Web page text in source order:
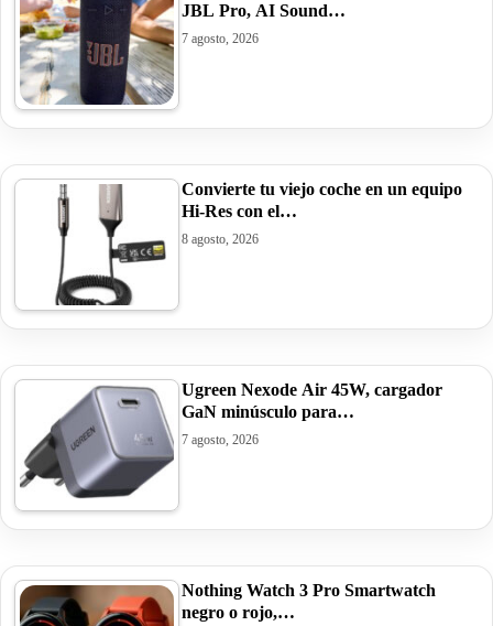
JBL Pro, AI Sound…
7 agosto, 2026
Convierte tu viejo coche en un equipo
Hi-Res con el…
8 agosto, 2026
Ugreen Nexode Air 45W, cargador
GaN minúsculo para…
7 agosto, 2026
Nothing Watch 3 Pro Smartwatch
negro o rojo,…